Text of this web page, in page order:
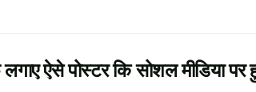
ऐसे पोस्टर कि सोशल मीडिया